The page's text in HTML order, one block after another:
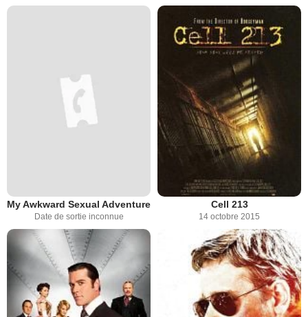
My Awkward Sexual Adventure
Date de sortie inconnue
Cell 213
14 octobre 2015